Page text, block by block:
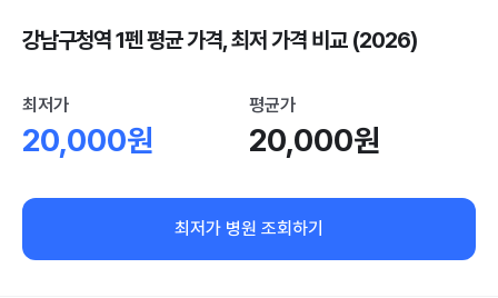
강남구청역 1펜 평균 가격, 최저 가격 비교 (2026)
최저가
20,000원
평균가
20,000원
최저가 병원 조회하기